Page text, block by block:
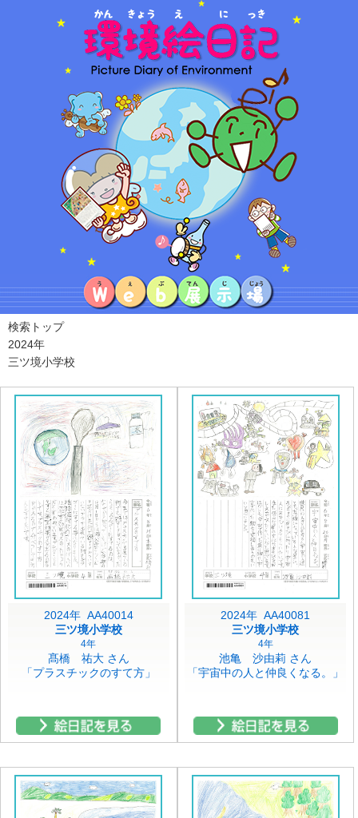
検索トップ
2024年
三ツ境小学校
2024年 AA40014
三ツ境小学校
4年
髙橋 祐大 さん
「プラスチックのすて方」
2024年 AA40081
三ツ境小学校
4年
池亀 沙由莉 さん
「宇宙中の人と仲良くなる。」